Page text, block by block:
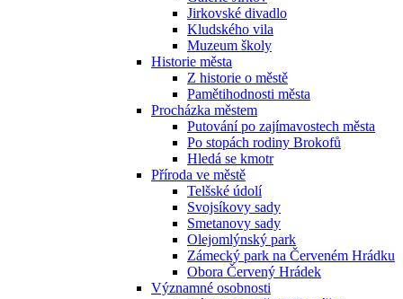
Jirkovské divadlo
Kludského vila
Muzeum školy
Historie města
Z historie o městě
Pamětihodnosti města
Procházka městem
Putování po zajímavostech města
Po stopách rodiny Brokofů
Hledá se kmotr
Příroda ve městě
Telšské údolí
Svojsíkovy sady
Smetanovy sady
Olejomlýnský park
Zámecký park na Červeném Hrádku
Obora Červený Hrádek
Významné osobnosti